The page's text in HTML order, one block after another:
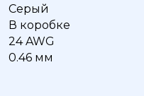
Серый
В коробке
24 AWG
0.46 мм